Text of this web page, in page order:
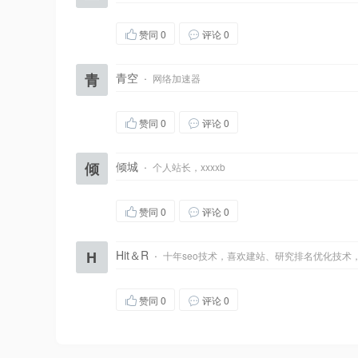
赞同 0 评论 0
青 青空 · 网络加速器
赞同 0 评论 0
倾 倾城 · 个人站长，xxxxb
赞同 0 评论 0
H Hit＆R · 十年seo技术，喜欢建站、研究排名优化技术
赞同 0 评论 0